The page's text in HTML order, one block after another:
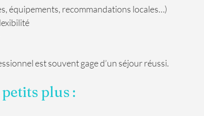
équipements, recommandations locales…)
est souvent gage d’un séjour réussi.
plus :